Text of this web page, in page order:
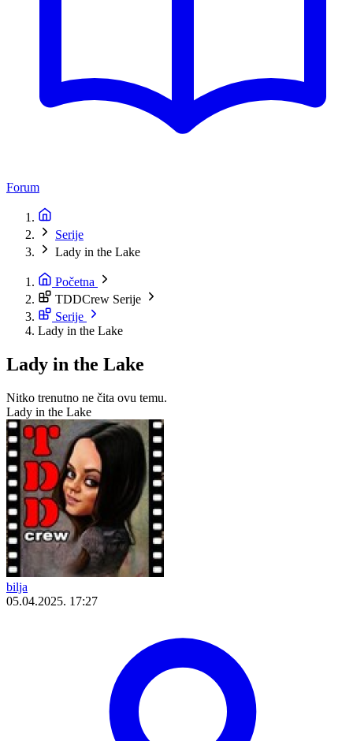
Forum
Serije
Lady in the Lake
Početna
TDDCrew Serije
Serije
Lady in the Lake
Lady in the Lake
Nitko trenutno ne čita ovu temu.
Lady in the Lake
bilja
05.04.2025. 17:27